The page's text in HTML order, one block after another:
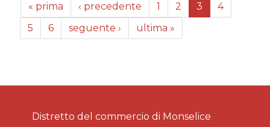
« prima ‹ precedente 1 2 3
4
5
6 seguente › ultima »
Distretto del commercio di Monselice